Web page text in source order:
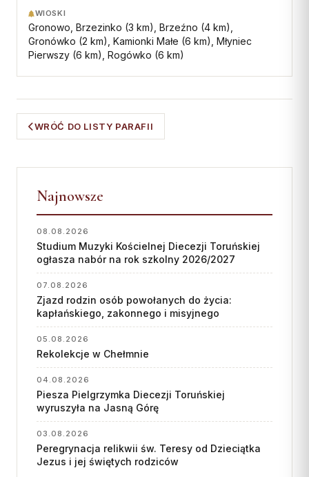
Msze święte online
Kalendarz liturgiczny
WIOSKI
Gronowo, Brzezinko (3 km), Brzeźno (4 km),
Gronówko (2 km), Kamionki Małe (6 km), Młyniec
Pierwszy (6 km), Rogówko (6 km)
WRÓĆ DO LISTY PARAFII
Najnowsze
08.08.2026
Studium Muzyki Kościelnej Diecezji Toruńskiej
ogłasza nabór na rok szkolny 2026/2027
07.08.2026
Zjazd rodzin osób powołanych do życia:
kapłańskiego, zakonnego i misyjnego
05.08.2026
Rekolekcje w Chełmnie
04.08.2026
Piesza Pielgrzymka Diecezji Toruńskiej
wyruszyła na Jasną Górę
03.08.2026
Peregrynacja relikwii św. Teresy od Dzieciątka
Jezus i jej świętych rodziców